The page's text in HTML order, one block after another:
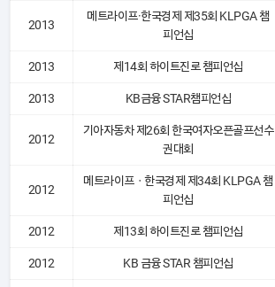
2013
메트라이프·한국경제 제35회 KLPGA 챔
피언십
2013 제14회 하이트진로 챔피언십
2013 KB금융 STAR챔피언십
2012
기아자동차 제26회 한국여자오픈골프선수
권대회
2012
메트라이프ㆍ한국경제 제34회 KLPGA 챔
피언십
2012 제13회 하이트진로 챔피언십
2012 KB 금융 STAR 챔피언십